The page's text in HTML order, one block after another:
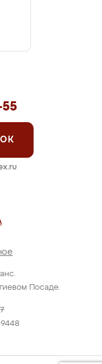
Посаде.
55